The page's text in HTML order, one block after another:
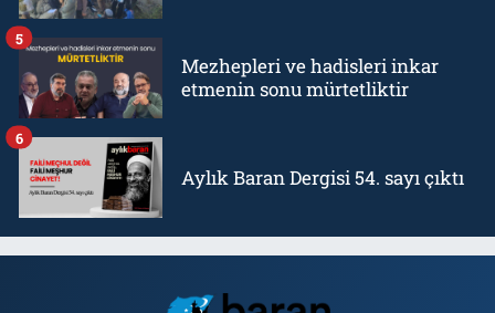
Mezhepleri ve hadisleri inkar
etmenin sonu mürtetliktir
5
Aylık Baran Dergisi 54. sayı çıktı
6